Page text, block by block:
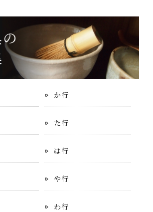
か行
た行
は行
や行
わ行